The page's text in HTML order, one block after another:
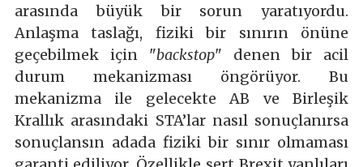
arasında büyük bir sorun yaratıyordu.
Anlaşma taslağı, fiziki bir sınırın önüne
geçebilmek için "backstop" denen bir acil
durum mekanizması öngörüyor. Bu
mekanizma ile gelecekte AB ve Birleşik
Krallık arasındaki STA’lar nasıl sonuçlanırsa
sonuçlansın adada fiziki bir sınır olmaması